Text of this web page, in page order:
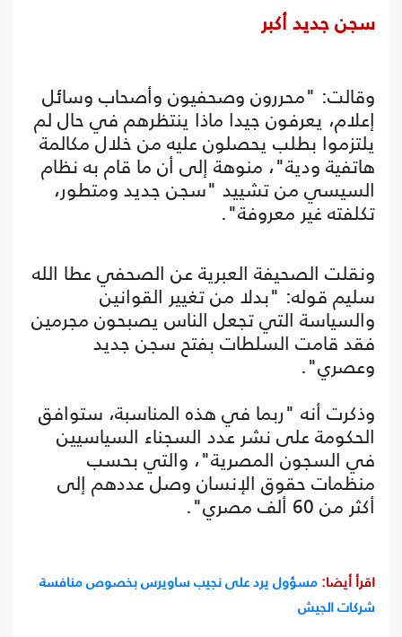
سجن جديد أكبر
وقالت: "محررون وصحفيون وأصحاب وسائل
إعلام، يعرفون جيدا ماذا ينتظرهم في حال لم
يلتزموا بطلب يحصلون عليه من خلال مكالمة
هاتفية ودية"، منوهة إلى أن ما قام به نظام
السيسي من تشييد "سجن جديد ومتطور،
تكلفته غير معروفة".
ونقلت الصحيفة العبرية عن الصحفي عطا الله
سليم قوله: "بدلا من تغيير القوانين
والسياسة التي تجعل الناس يصبحون مجرمين
فقد قامت السلطات بفتح سجن جديد
وعصري".
وذكرت أنه "ربما في هذه المناسبة، ستوافق
الحكومة على نشر عدد السجناء السياسيين
في السجون المصرية"، والتي بحسب
منظمات حقوق الإنسان وصل عددهم إلى
أكثر من 60 ألف مصري".
اقرأ أيضا: مسؤول يرد على نجيب ساويرس بخصوص منافسة
شركات الجيش